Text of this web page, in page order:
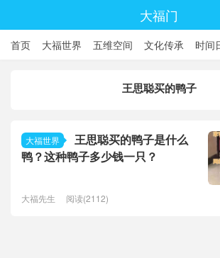
大福门
首页 大福世界 五维空间 文化传承 时间
王思聪买的鸭子
大福世界
王思聪买的鸭子是什么
鸭？这种鸭子多少钱一只？
大福先生 阅读(2112)